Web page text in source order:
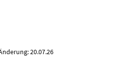
20.07.26